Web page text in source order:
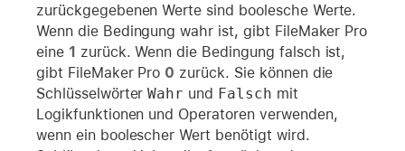
zurückgegebenen Werte sind boolesche Werte.
Wenn die Bedingung wahr ist, gibt FileMaker Pro
eine 1 zurück. Wenn die Bedingung falsch ist,
gibt FileMaker Pro 0 zurück. Sie können die
SchlüsselwörterWahr und Falsch mit
Logikfunktionen und Operatoren verwenden,
wenn ein boolescher Wert benötigt wird.